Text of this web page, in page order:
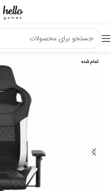
تمام شده